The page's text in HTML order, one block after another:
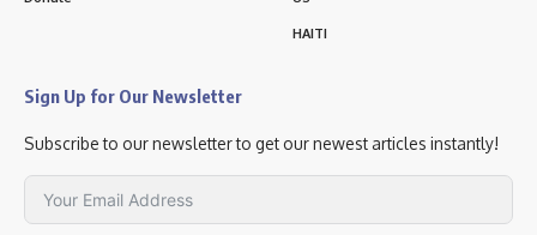
HAITI
Sign Up for Our Newsletter
Subscribe to our newsletter to get our newest articles instantly!